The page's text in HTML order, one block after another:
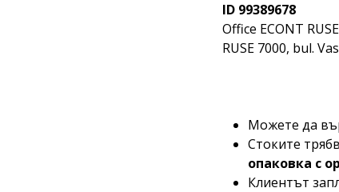
ID 99389678
Office ECONT
RUSE 7000, bul.
Можете да
Стоките
опаковка с
Клиентът